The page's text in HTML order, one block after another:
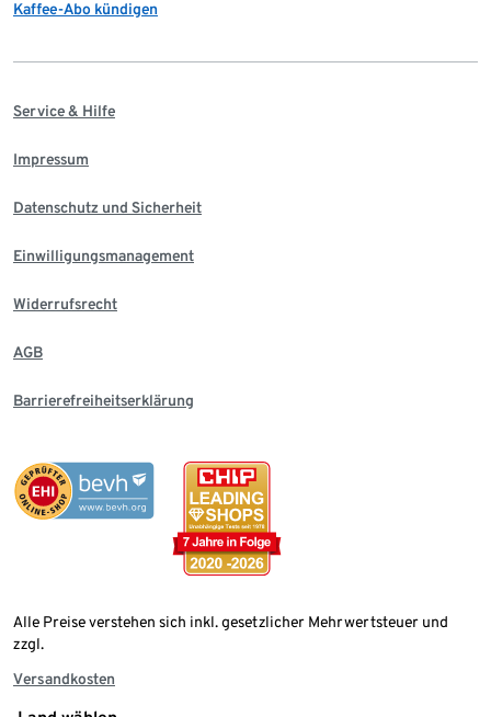
Kaffee-Abo kündigen
Service & Hilfe
Impressum
Datenschutz und Sicherheit
Einwilligungsmanagement
Widerrufsrecht
AGB
Barrierefreiheitserklärung
Alle Preise verstehen sich inkl. gesetzlicher Mehrwertsteuer und
zzgl.
Versandkosten